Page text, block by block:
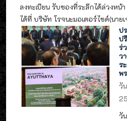
ลงทะเบียน รับของที่ระลึกได้ล่วงหน้
ได้ที่ บริษัท โรจนะมอเตอร์ไซด์(นายเ
ป
ป
ร่
ว
ร
พ
วั
วั